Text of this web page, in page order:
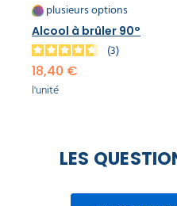
plusieurs options
Alcool à brûler 90°
3
18,40 €
l'unité
LES